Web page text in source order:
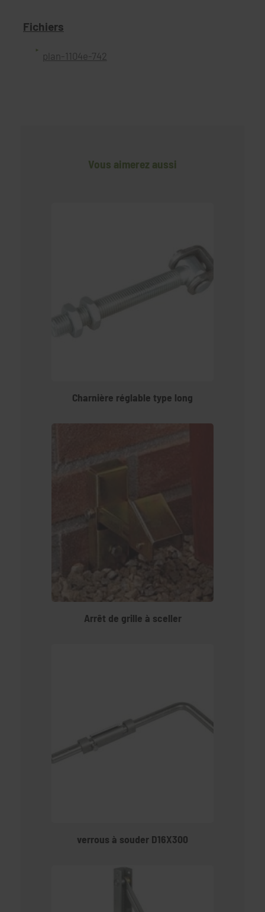
Fichiers
plan-1104e-742
Vous aimerez aussi
Charnière réglable type long
Arrêt de grille à sceller
verrous à souder D16X300